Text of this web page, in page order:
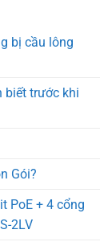
bị cầu lông
biết trước khi
Gói?
PoE + 4 cổng
2LV